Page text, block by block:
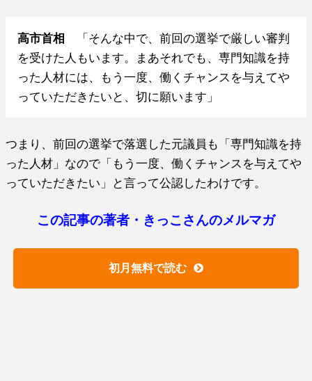
高市首相 「そんな中で、前回の選挙で厳しい審判
を受けた人もいます。まあそれでも、専門知識を持
った人材には、もう一度、働くチャンスを与えてや
っていただきたいと、切に願います」
つまり、前回の選挙で落選した元議員も「専門知識を持
った人材」なので「もう一度、働くチャンスを与えてや
っていただきたい」と言って公認したわけです。
この記事の著者・きっこさんのメルマガ
初月無料で読む